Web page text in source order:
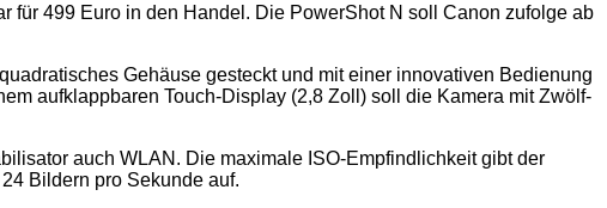
für 499 Euro in den Handel. Die PowerShot N soll Canon zufolge ab
Gehäuse gesteckt und mit einer innovativen Bedienung
aufklappbaren Touch-Display (2,8 Zoll) soll die Kamera mit Zwölf-
auch WLAN. Die maximale ISO-Empfindlichkeit gibt der
Bildern pro Sekunde auf.